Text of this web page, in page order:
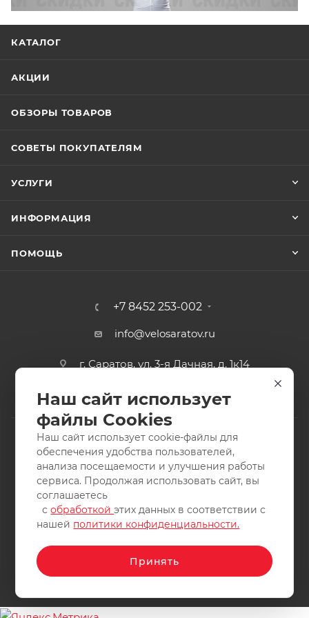
КАТАЛОГ
АКЦИИ
ОБЗОРЫ ТОВАРОВ
СОВЕТЫ ПОКУПАТЕЛЯМ
УСЛУГИ
ИНФОРМАЦИЯ
ПОМОЩЬ
+7 8452 253-002
info@velosaratov.ru
г. Саратов, ул. 3-я Дачная, д. 1к14
2011-2026 © интернет-магазин спортивных товаров
ВелоСаратов. Не является публичной офертой. Все права
защищены. Заимствование материалов и фотографий
запрещено.
Наш сайт использует
файлы Cookies
Наш сайт использует cookie-файлы для
обеспечения удобства пользователей,
анализа посещаемости и улучшения работы
сервиса. Продолжая использовать сайт, вы
соглашаетесь
собработкойэтих данных в соответствии с
нашей политики конфиденциальности.
Принять